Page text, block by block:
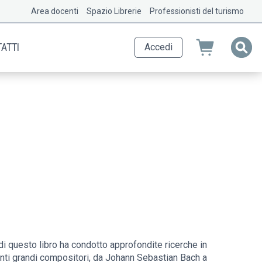
Area docenti Spazio Librerie Professionisti del turismo
Accedi
questo libro ha condotto approfondite ricerche in
grandi compositori, da Johann Sebastian Bach a